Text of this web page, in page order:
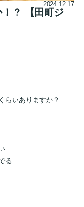
2024.12.17
？ 【田町ジ
らいありますか？
る